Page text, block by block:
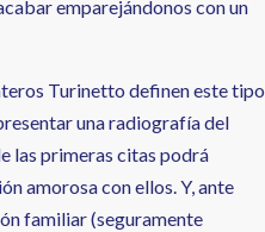
emparejándonos con un
Turinetto definen este tipo
una radiografía del
las primeras citas podrá
amorosa con ellos. Y, ante
familiar (seguramente